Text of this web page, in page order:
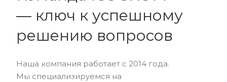
— ключ к успешному
решению вопросов
Наша компания работает с 2014 года.
Мы специализируемся на